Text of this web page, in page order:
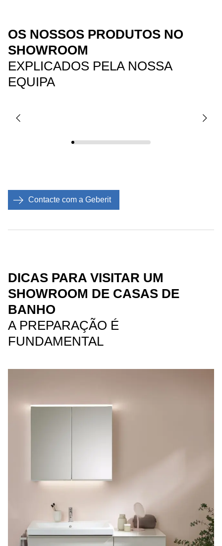
OS NOSSOS PRODUTOS NO
SHOWROOM
EXPLICADOS PELA NOSSA
EQUIPA
Contacte com a Geberit
DICAS PARA VISITAR UM
SHOWROOM DE CASAS DE
BANHO
A PREPARAÇÃO É
FUNDAMENTAL